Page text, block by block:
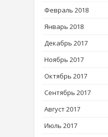
Февраль 2018
Январь 2018
Декабрь 2017
Ноябрь 2017
Октябрь 2017
Сентябрь 2017
Август 2017
Июль 2017